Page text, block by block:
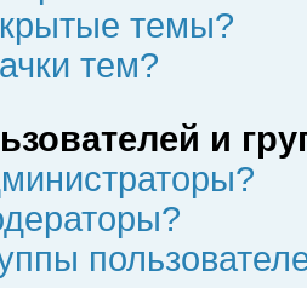
темы?
тем?
и